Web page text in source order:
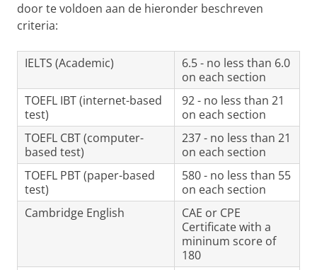
door te voldoen aan de hieronder beschreven
criteria:
IELTS (Academic)
6.5 - no less than 6.0
on each section
TOEFL IBT (internet-based
test)
92 - no less than 21
on each section
TOEFL CBT (computer-
based test)
237 - no less than 21
on each section
TOEFL PBT (paper-based
test)
580 - no less than 55
on each section
Cambridge English
CAE or CPE
Certificate with a
mininum score of
180